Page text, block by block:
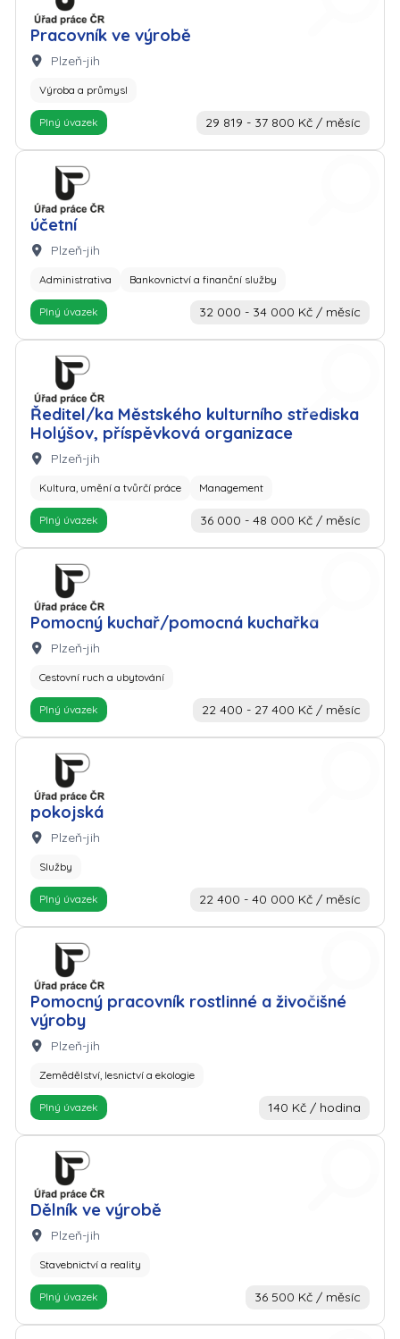
Pracovník ve výrobě
Lokalita:
Plzeň-jih
Výroba a průmysl
Plný úvazek 29 819 - 37 800 Kč / měsíc
účetní
Zaměstnavatel: Úřad práce
Lokalita:
Plzeň-jih
Administrativa Bankovnictví a finanční služby
Plný úvazek 32 000 - 34 000 Kč / měsíc
Ředitel/ka Městského kulturního střediska
Holýšov, příspěvková organizace
Zaměstnavatel: Úřad práce
Lokalita:
Plzeň-jih
Kultura, umění a tvůrčí práce Management
Plný úvazek 36 000 - 48 000 Kč / měsíc
Pomocný kuchař/pomocná kuchařka
Zaměstnavatel: Úřad práce
Lokalita:
Plzeň-jih
Cestovní ruch a ubytování
Plný úvazek 22 400 - 27 400 Kč / měsíc
pokojská
Zaměstnavatel: Úřad práce
Lokalita:
Plzeň-jih
Služby
Plný úvazek 22 400 - 40 000 Kč / měsíc
Pomocný pracovník rostlinné a živočišné
výroby
Zaměstnavatel: Úřad práce
Lokalita:
Plzeň-jih
Zemědělství, lesnictví a ekologie
Plný úvazek 140 Kč / hodina
Dělník ve výrobě
Zaměstnavatel: Úřad práce
Lokalita:
Plzeň-jih
Stavebnictví a reality
Plný úvazek 36 500 Kč / měsíc